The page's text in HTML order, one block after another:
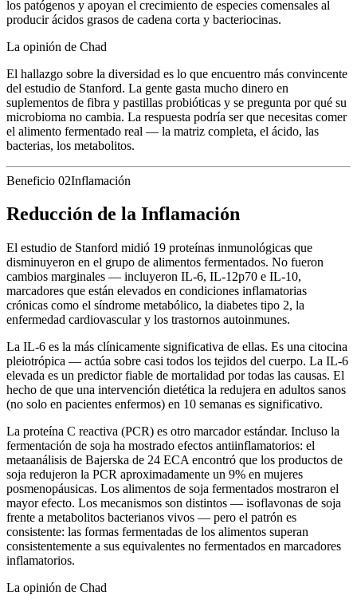
los patógenos y apoyan el crecimiento de especies comensales al
producir ácidos grasos de cadena corta y bacteriocinas.
La opinión de Chad
El hallazgo sobre la diversidad es lo que encuentro más convincente
del estudio de Stanford. La gente gasta mucho dinero en
suplementos de fibra y pastillas probióticas y se pregunta por qué su
microbioma no cambia. La respuesta podría ser que necesitas comer
el alimento fermentado real — la matriz completa, el ácido, las
bacterias, los metabolitos.
Beneficio 02Inflamación
Reducción de la Inflamación
El estudio de Stanford midió 19 proteínas inmunológicas que
disminuyeron en el grupo de alimentos fermentados. No fueron
cambios marginales — incluyeron IL-6, IL-12p70 e IL-10,
marcadores que están elevados en condiciones inflamatorias
crónicas como el síndrome metabólico, la diabetes tipo 2, la
enfermedad cardiovascular y los trastornos autoinmunes.
La IL-6 es la más clínicamente significativa de ellas. Es una citocina
pleiotrópica — actúa sobre casi todos los tejidos del cuerpo. La IL-6
elevada es un predictor fiable de mortalidad por todas las causas. El
hecho de que una intervención dietética la redujera en adultos sanos
(no solo en pacientes enfermos) en 10 semanas es significativo.
La proteína C reactiva (PCR) es otro marcador estándar. Incluso la
fermentación de soja ha mostrado efectos antiinflamatorios: el
metaanálisis de Bajerska de 24 ECA encontró que los productos de
soja redujeron la PCR aproximadamente un 9% en mujeres
posmenopáusicas. Los alimentos de soja fermentados mostraron el
mayor efecto. Los mecanismos son distintos — isoflavonas de soja
frente a metabolitos bacterianos vivos — pero el patrón es
consistente: las formas fermentadas de los alimentos superan
consistentemente a sus equivalentes no fermentados en marcadores
inflamatorios.
La opinión de Chad